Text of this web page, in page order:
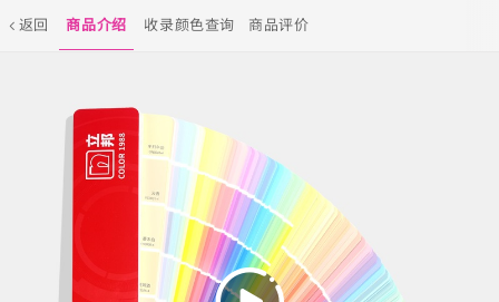
返回 商品介绍 收录颜色查询 商品评价